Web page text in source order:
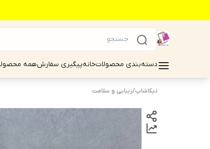
دسته‌بندی محصولاتخانهپیگیری سفارشهمه
نیکاشاپ/زیبایی و سلامت